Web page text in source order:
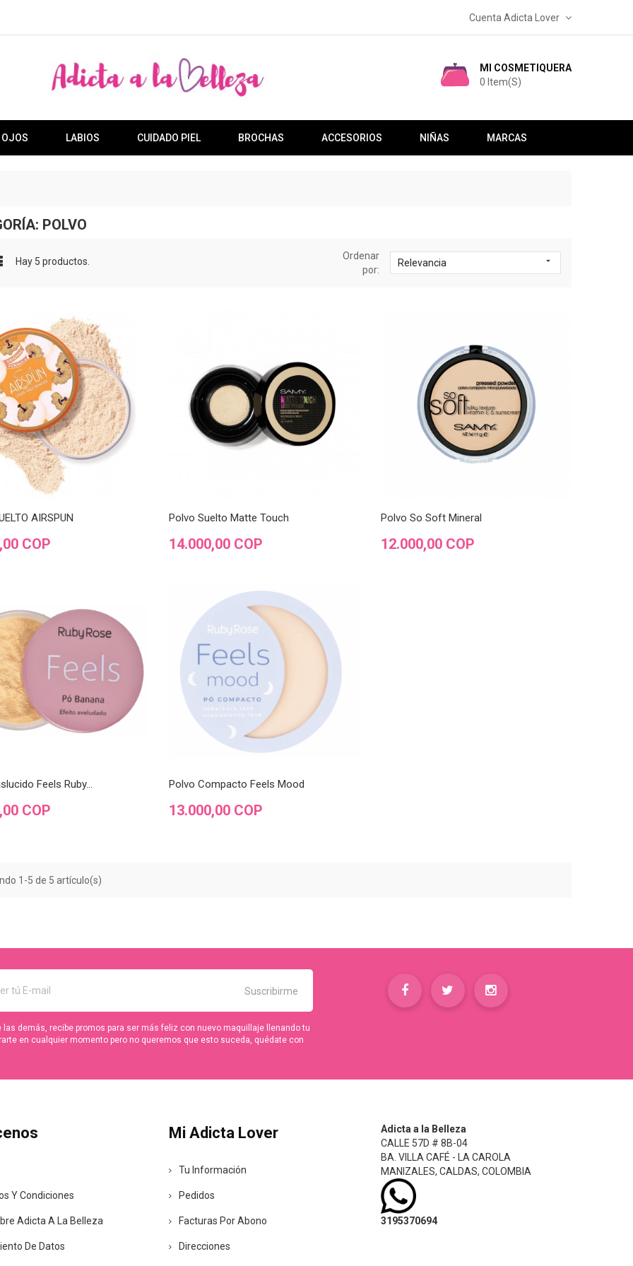
Cuenta Adicta Lover
MI COSMETIQUERA
0 Item(s)
OJOS LABIOS CUIDADO PIEL BROCHAS ACCESORIOS NIÑAS MARCAS
POLVO
Hay 5 productos.
Ordenar
por:
Relevancia 
AIRSPUN
COP
Polvo Suelto Matte Touch
Precio
14.000,00 COP
Polvo So Soft Mineral
Precio
12.000,00 COP
Feels Ruby...
COP
Polvo Compacto Feels Mood
Precio
13.000,00 COP
1-5 de 5 artículo(s)
las demás, recibe promos para ser más feliz con nuevo maquillaje llenando tu
en cualquier momento pero no queremos que esto suceda, quédate con
Y Condiciones
Adicta A La Belleza
De Datos
Mi Adicta Lover
Tu Información
Pedidos
Facturas Por Abono
Direcciones
Adicta a la Belleza
CALLE 57D # 8B-04
BA. VILLA CAFÉ - LA CAROLA
MANIZALES, CALDAS, COLOMBIA
3195370694